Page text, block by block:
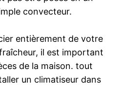
convecteur.
entièrement de votre
il est important
de la maison. tout
un climatiseur dans